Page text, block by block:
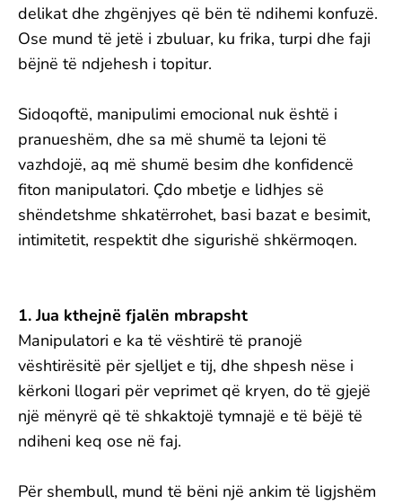
delikat dhe zhgënjyes që bën të ndihemi konfuzë.
Ose mund të jetë i zbuluar, ku frika, turpi dhe faji
bëjnë të ndjehesh i topitur.
Sidoqoftë, manipulimi emocional nuk është i
pranueshëm, dhe sa më shumë ta lejoni të
vazhdojë, aq më shumë besim dhe konfidencë
fiton manipulatori. Çdo mbetje e lidhjes së
shëndetshme shkatërrohet, basi bazat e besimit,
intimitetit, respektit dhe sigurishë shkërmoqen.
1. Jua kthejnë fjalën mbrapsht
Manipulatori e ka të vështirë të pranojë
vështirësitë për sjelljet e tij, dhe shpesh nëse i
kërkoni llogari për veprimet që kryen, do të gjejë
një mënyrë që të shkaktojë tymnajë e të bëjë të
ndiheni keq ose në faj.
Për shembull, mund të bëni një ankim të ligjshëm